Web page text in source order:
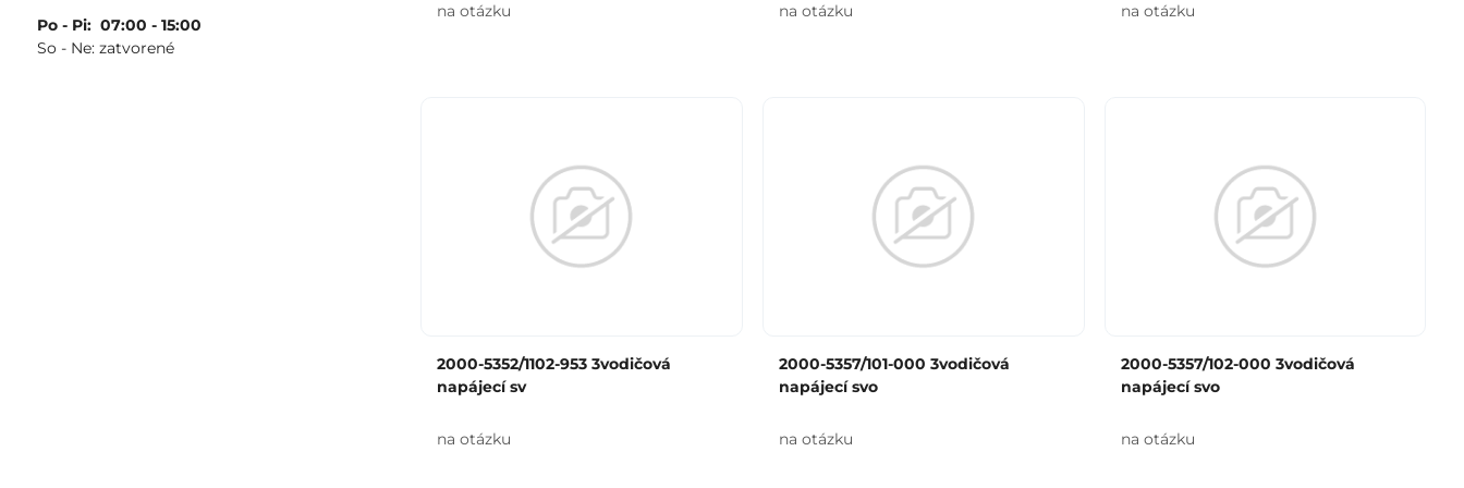
Po - Pi: 07:00 - 15:00
So - Ne: zatvorené
na otázku na otázku na otázku
2000-5352/1102-953 3vodičová
napájecí sv
na otázku
2000-5357/101-000 3vodičová
napájecí svo
na otázku
2000-5357/102-000 3vodičová
napájecí svo
na otázku